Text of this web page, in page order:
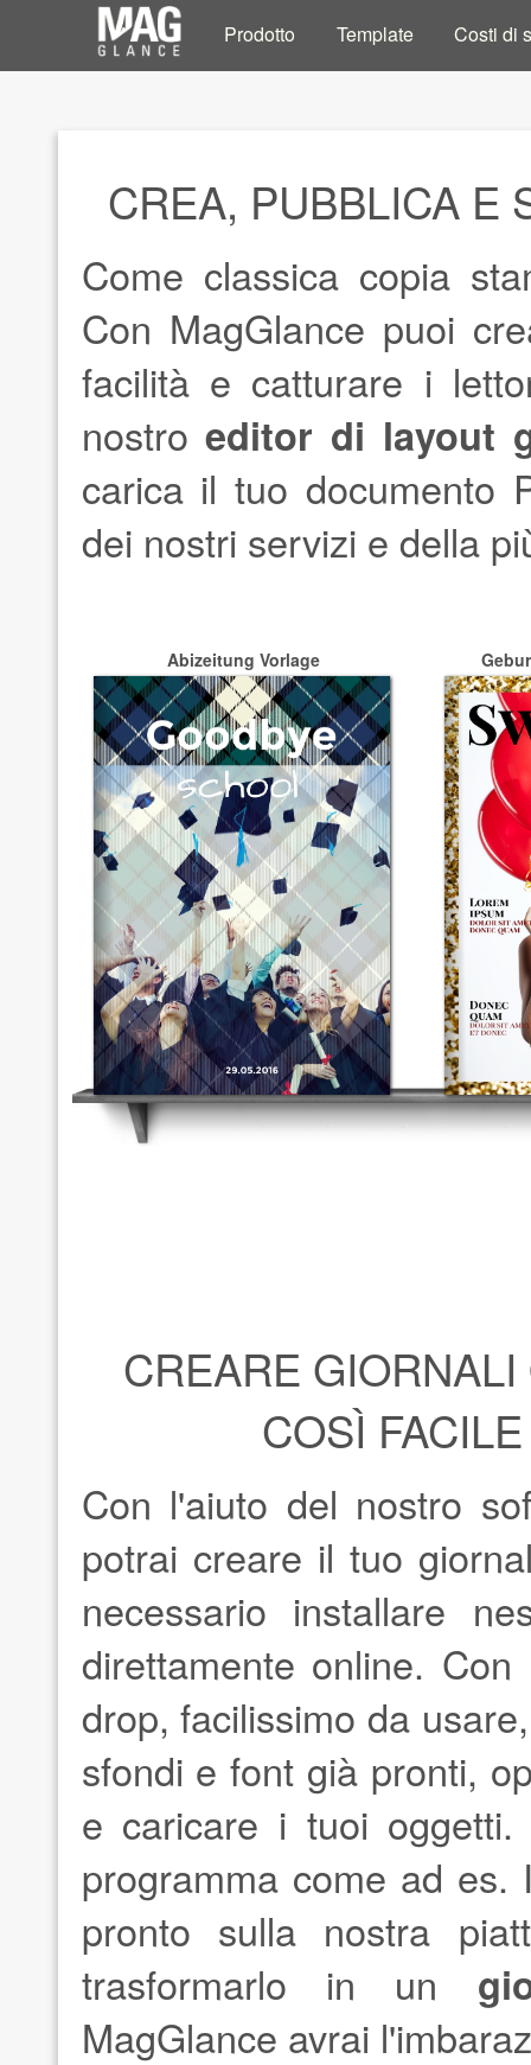
Prodotto Template Costi di
CREA, PUBBLICA E
Come classica copia
Con MagGlance puoi
facilità e catturare i
nostroeditor di layout
carica il tuo documento
dei nostri servizi e della
Abizeitung Vorlage
CREARE
COSÌ
Con l'aiuto del nostro
potrai creare il tuo
necessario installare
direttamente online.
drop, facilissimo da
sfondi e font già pronti,
e caricare i tuoi
programma come ad
pronto sulla nostra
trasformarlo in un
MagGlance avrai